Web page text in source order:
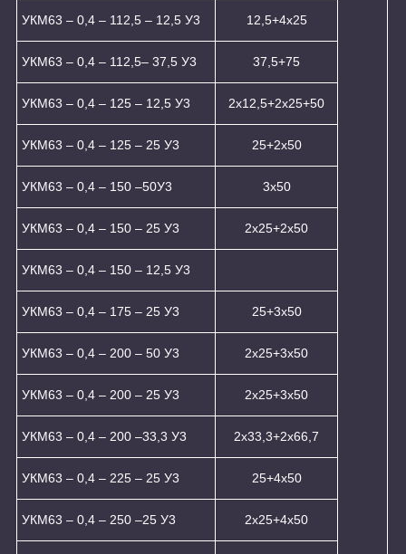
УКМ63 – 0,4 – 112,5 – 12,5 У3 12,5+4x25
УКМ63 – 0,4 – 112,5– 37,5 У3 37,5+75
УКМ63 – 0,4 – 125 – 12,5 У3 2x12,5+2x25+50
УКМ63 – 0,4 – 125 – 25 У3 25+2x50
УКМ63 – 0,4 – 150 –50У3 3х50
УКМ63 – 0,4 – 150 – 25 У3 2х25+2х50
УКМ63 – 0,4 – 150 – 12,5 У3
УКМ63 – 0,4 – 175 – 25 У3 25+3x50
УКМ63 – 0,4 – 200 – 50 У3 2х25+3х50
УКМ63 – 0,4 – 200 – 25 У3 2х25+3х50
УКМ63 – 0,4 – 200 –33,3 У3 2х33,3+2х66,7
УКМ63 – 0,4 – 225 – 25 У3 25+4x50
УКМ63 – 0,4 – 250 –25 У3 2x25+4x50